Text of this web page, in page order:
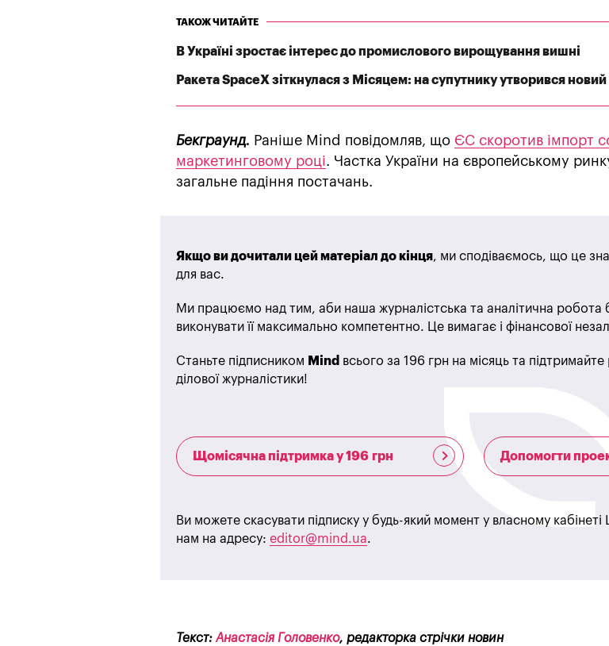
ТАКОЖ ЧИТАЙТЕ
В Україні зростає інтерес до промислового вирощування вишні
Ракета SpaceX зіткнулася з Місяцем: на супутнику утворився
Бекграунд. Раніше Mind повідомляв, що ЄС скоротив імпорт
маркетинговому році. Частка України на європейському
загальне падіння постачань.
Якщо ви дочитали цей матеріал до кінця, ми сподіваємось, що це
для вас.
Ми працюємо над тим, аби наша журналістська та аналітична робота
виконувати її максимально компетентно. Це вимагає і фінансової
Станьте підписником Mind всього за 196 грн на місяць та
ділової журналістики!
Щомісячна підтримка у 196 грн Допомогти
Ви можете скасувати підписку у будь-який момент у власному
нам на адресу: editor@mind.ua.
Текст: Анастасія Головенко, редакторка стрічки новин